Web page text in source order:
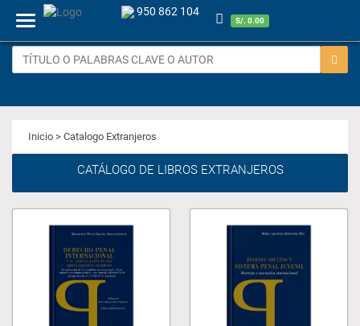
Menu
950 862 104
S/. 0.00
Inicio > Catalogo Extranjeros
CATÁLOGO DE LIBROS EXTRANJEROS